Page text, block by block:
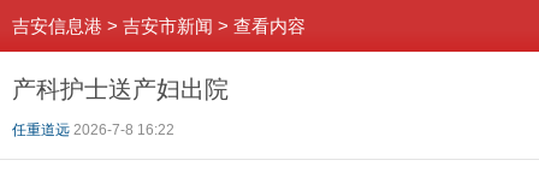
吉安信息港 > 吉安市新闻 > 查看内容
产科护士送产妇出院
任重道远 2026-7-8 16:22